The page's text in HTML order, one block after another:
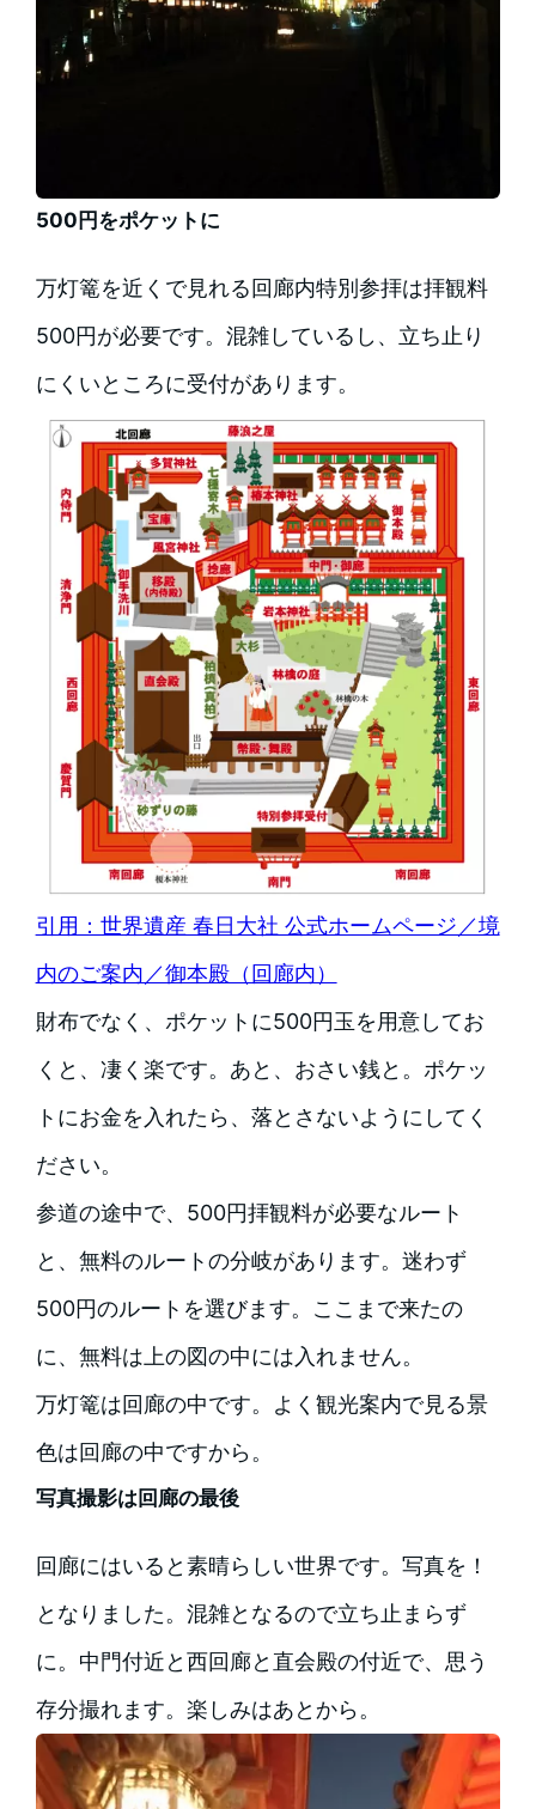
500円をポケットに
万灯篭を近くで見れる回廊内特別参拝は拝観料
500円が必要です。混雑しているし、立ち止り
にくいところに受付があります。
引用：世界遺産 春日大社 公式ホームページ／境
内のご案内／御本殿（回廊内）
財布でなく、ポケットに500円玉を用意してお
くと、凄く楽です。あと、おさい銭と。ポケッ
トにお金を入れたら、落とさないようにしてく
ださい。
参道の途中で、500円拝観料が必要なルート
と、無料のルートの分岐があります。迷わず
500円のルートを選びます。ここまで来たの
に、無料は上の図の中には入れません。
万灯篭は回廊の中です。よく観光案内で見る景
色は回廊の中ですから。
写真撮影は回廊の最後
回廊にはいると素晴らしい世界です。写真を！
となりました。混雑となるので立ち止まらず
に。中門付近と西回廊と直会殿の付近で、思う
存分撮れます。楽しみはあとから。